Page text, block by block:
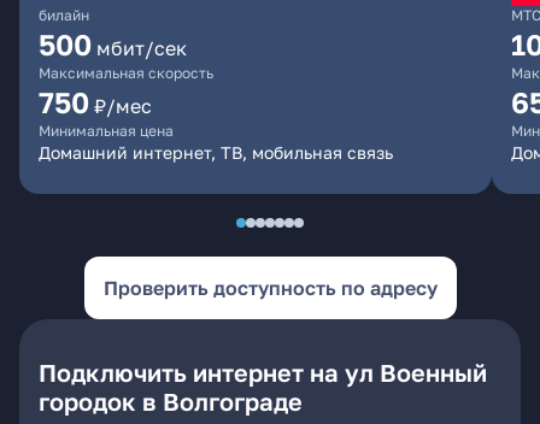
билайн
500 мбит/сек
Максимальная скорость
750 ₽/мес
Минимальная цена
Домашний интернет, ТВ, мобильная связь
МТС
Проверить доступность по адресу
Подключить интернет на ул Военный
городок в Волгограде